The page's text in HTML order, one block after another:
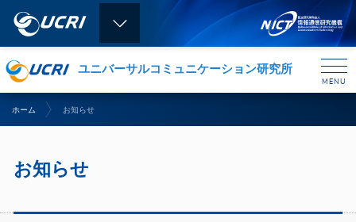
ユニバーサルコミュニケーション研究所
MENU
ホーム お知らせ
お知らせ